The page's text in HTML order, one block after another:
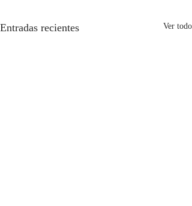
Entradas recientes Ver todo